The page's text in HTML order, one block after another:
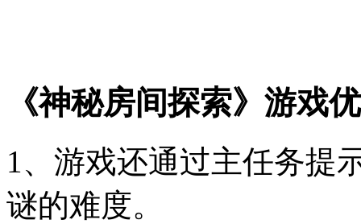
《神秘房间探索》游戏
1、游戏还通过主任务提
谜的难度。